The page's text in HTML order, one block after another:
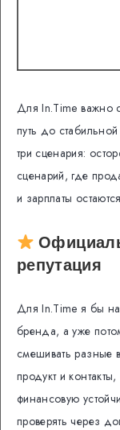
Для In.Time важно
путь до
три сценария:
сценарий, где
и зарплаты
репутация
Для In.Time я бы
бренда, а уже
смешивать разные
продукт и
финансовую
проверять через